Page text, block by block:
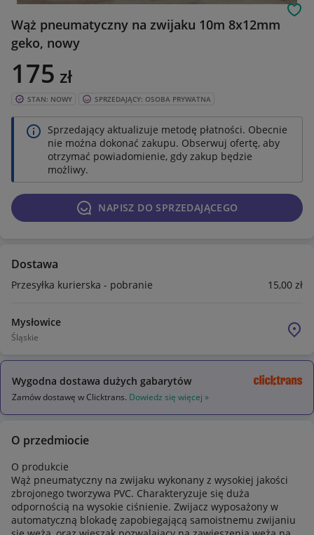
Wąż pneumatyczny na zwijaku 10m 8x12mm
geko, nowy
175 zł
STAN: NOWY SPRZEDAJĄCY: OSOBA PRYWATNA
Sprzedający aktualizuje metodę płatności. Obecnie
nie można dokonać zakupu. Obserwuj ofertę, aby
otrzymać powiadomienie, gdy zakup będzie
możliwy.
NAPISZ DO SPRZEDAJĄCEGO
Dostawa
Przesyłka kurierska - pobranie 15,00 zł
Mysłowice
Śląskie
Wygodna dostawa dużych gabarytów
Zamów dostawę w Clicktrans. Dowiedz się więcej »
O przedmiocie
O produkcie
Wąż pneumatyczny na zwijaku wykonany z wysokiej jakości
zbrojonego tworzywa PVC. Charakteryzuje się duża
odpornością na wysokie ciśnienie. Zwijacz wyposażony w
automatyczną blokadę zapobiegającą samoistnemu zwijaniu